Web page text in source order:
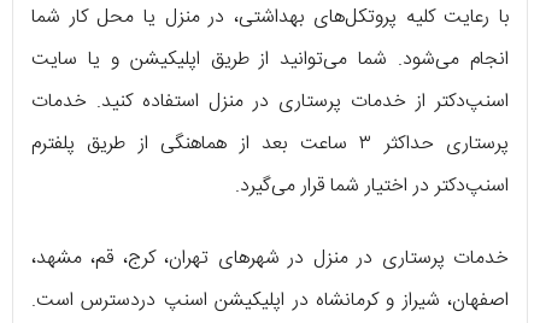
با رعایت کلیه پروتکل‌های بهداشتی، در منزل یا محل کار شما
انجام می‌شود. شما می‌توانید از طریق اپلیکیشن و یا سایت
اسنپ‌دکتر از خدمات پرستاری در منزل استفاده کنید. خدمات
پرستاری حداکثر ۳ ساعت بعد از هماهنگی از طریق پلفترم
اسنپ‌دکتر در اختیار شما قرار می‌گیرد.
خدمات پرستاری در منزل در شهرهای تهران، کرج، قم، مشهد،
اصفهان، شیراز و کرمانشاه در اپلیکیشن اسنپ دردسترس است.